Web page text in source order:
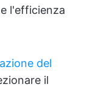
l'efficienza
del
il